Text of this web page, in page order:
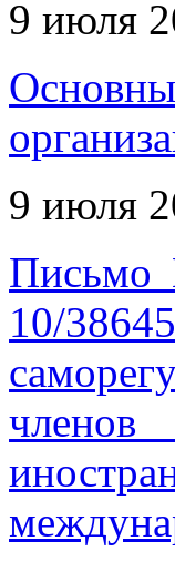
9 июля
9 июля
Письмо
10/